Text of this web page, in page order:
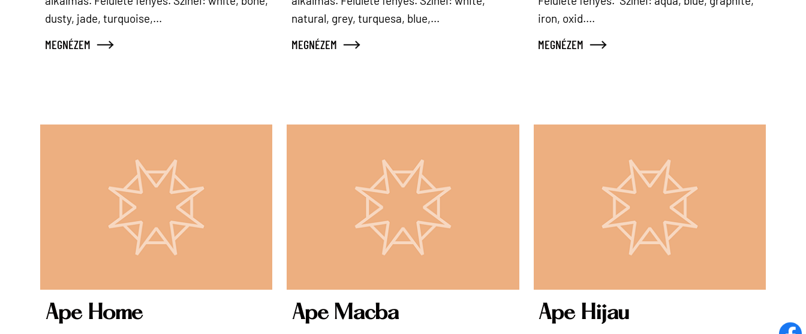
dusty, jade, turquoise,...
MEGNÉZEM
natural, grey, turquesa, blue,...
MEGNÉZEM
iron, oxid....
MEGNÉZEM
Ape Home Ape Macba Ape Hijau